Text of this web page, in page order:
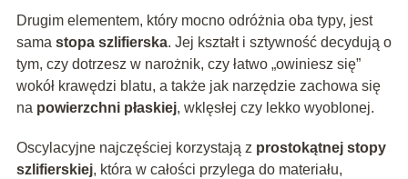
Drugim elementem, który mocno odróżnia oba typy, jest
sama stopa szlifierska. Jej kształt i sztywność decydują o
tym, czy dotrzesz w narożnik, czy łatwo „owiniesz się”
wokół krawędzi blatu, a także jak narzędzie zachowa się
na powierzchni płaskiej, wklęsłej czy lekko wyoblonej.
Oscylacyjne najczęściej korzystają z prostokątnej stopy
szlifierskiej, która w całości przylega do materiału,